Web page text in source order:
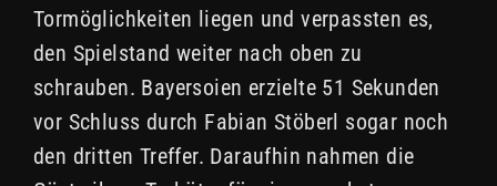
Tormöglichkeiten liegen und verpassten es,
den Spielstand weiter nach oben zu
schrauben. Bayersoien erzielte 51 Sekunden
vor Schluss durch Fabian Stöberl sogar noch
den dritten Treffer. Daraufhin nahmen die